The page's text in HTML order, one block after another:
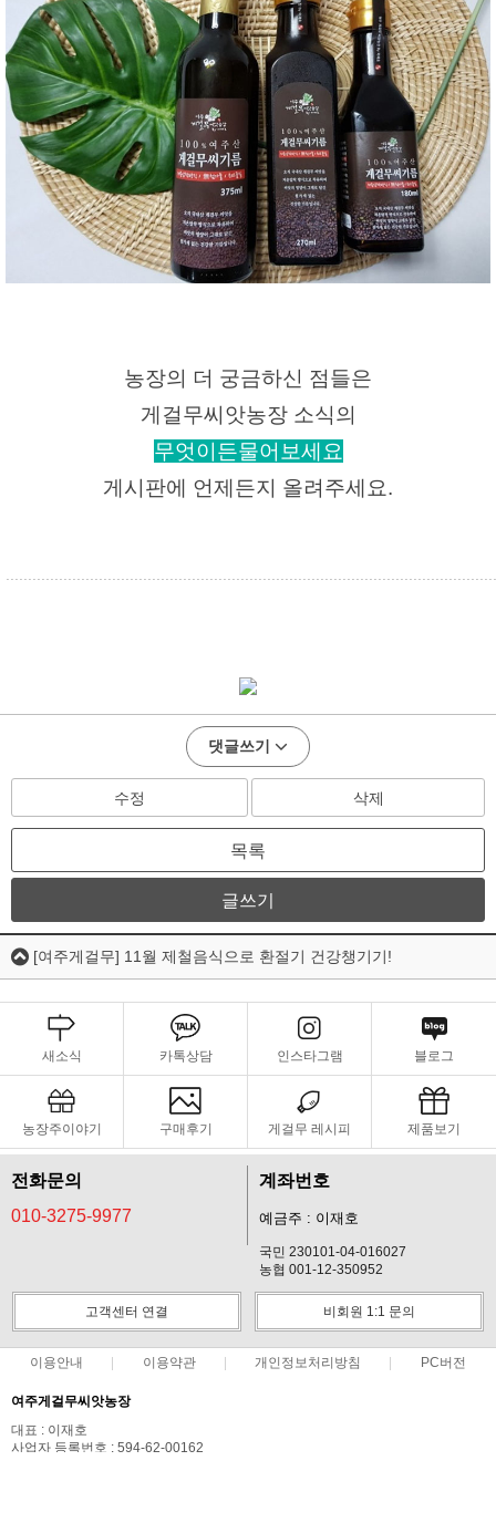
농장의 더 궁금하신 점들은
게걸무씨앗농장 소식의
무엇이든물어보세요
게시판에 언제든지 올려주세요.
댓글쓰기
수정 삭제
목록
글쓰기
[여주게걸무] 11월 제철음식으로 환절기 건강챙기기!
새소식 카톡상담 인스타그램 블로그
농장주이야기 구매후기 게걸무 레시피 제품보기
전화문의
010-3275-9977
계좌번호
예금주 : 이재호
국민 230101-04-016027
농협 001-12-350952
고객센터 연결 비회원 1:1 문의
이용안내 이용약관 개인정보처리방침 PC버전
여주게걸무씨앗농장
대표 : 이재호
사업자 등록번호 : 594-62-00162